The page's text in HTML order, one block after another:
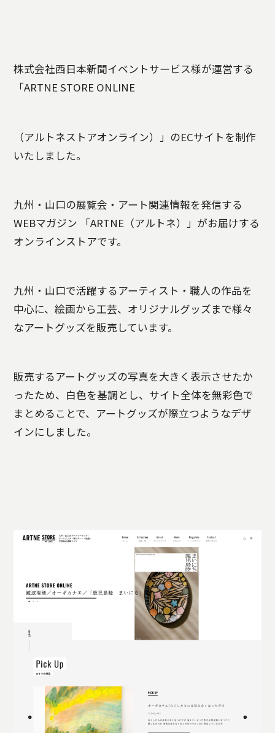
株式会社西日本新聞イベントサービス様が運営する
「ARTNE STORE ONLINE
（アルトネストアオンライン）」のECサイトを制作
いたしました。
九州・山口の展覧会・アート関連情報を発信する
WEBマガジン 「ARTNE（アルトネ）」がお届けする
オンラインストアです。
九州・山口で活躍するアーティスト・職人の作品を
中心に、絵画から工芸、オリジナルグッズまで様々
なアートグッズを販売しています。
販売するアートグッズの写真を大きく表示させたか
ったため、白色を基調とし、サイト全体を無彩色で
まとめることで、アートグッズが際立つようなデザ
インにしました。